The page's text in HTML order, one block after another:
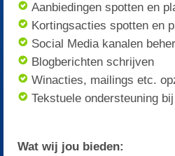
Aanbiedingen spotten en
Kortingsacties spotten en
Social Media kanalen
Blogberichten schrijven
Winacties, mailings etc.
Tekstuele ondersteuning
Wat wij jou bieden: